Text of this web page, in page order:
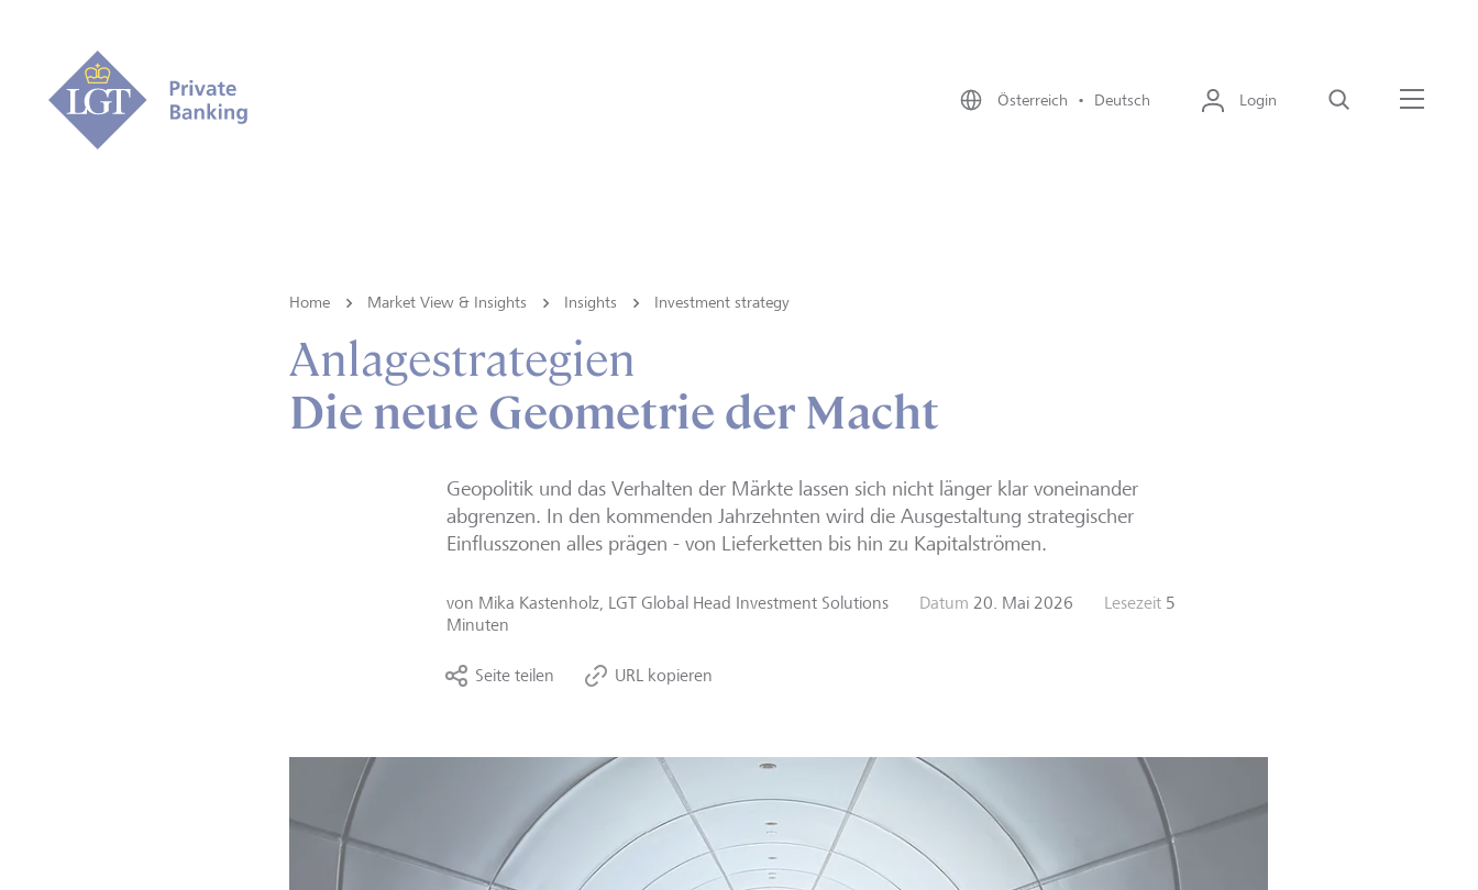
Österreich • Deutsch Login
Home Market View & Insights Insights Investment strategy
Anlagestrategien
Die neue Geometrie der Macht
Geopolitik und das Verhalten der Märkte lassen sich nicht länger klar voneinander
abgrenzen. In den kommenden Jahrzehnten wird die Ausgestaltung strategischer
Einflusszonen alles prägen - von Lieferketten bis hin zu Kapitalströmen.
von Mika Kastenholz, LGT Global Head Investment Solutions Datum 20. Mai 2026 Lesezeit 5
Minuten
Seite teilen URL kopieren